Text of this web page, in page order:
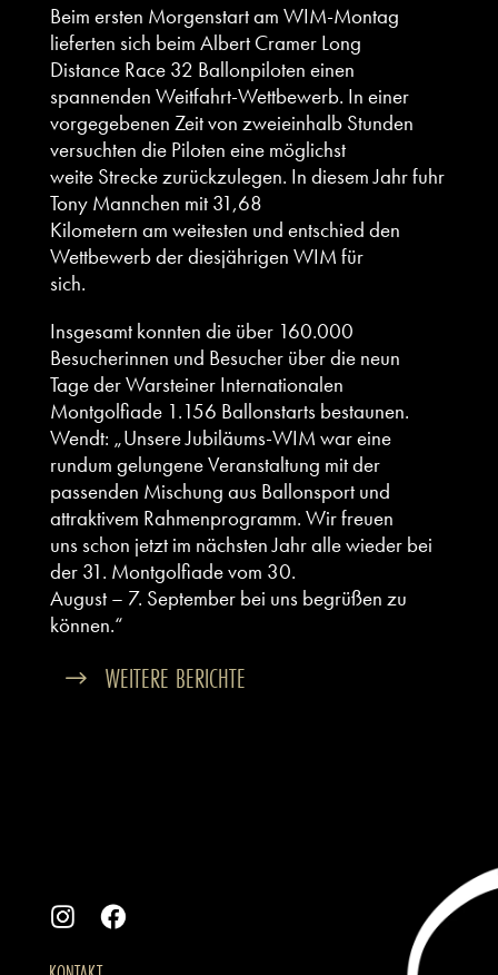
Beim ersten Morgenstart am WIM-Montag
lieferten sich beim Albert Cramer Long
Distance Race 32 Ballonpiloten einen
spannenden Weitfahrt-Wettbewerb. In einer
vorgegebenen Zeit von zweieinhalb Stunden
versuchten die Piloten eine möglichst
weite Strecke zurückzulegen. In diesem Jahr fuhr
Tony Mannchen mit 31,68
Kilometern am weitesten und entschied den
Wettbewerb der diesjährigen WIM für
sich.
Insgesamt konnten die über 160.000
Besucherinnen und Besucher über die neun
Tage der Warsteiner Internationalen
Montgolfiade 1.156 Ballonstarts bestaunen.
Wendt: „Unsere Jubiläums-WIM war eine
rundum gelungene Veranstaltung mit der
passenden Mischung aus Ballonsport und
attraktivem Rahmenprogramm. Wir freuen
uns schon jetzt im nächsten Jahr alle wieder bei
der 31. Montgolfiade vom 30.
August – 7. September bei uns begrüßen zu
können.“
WEITERE BERICHTE